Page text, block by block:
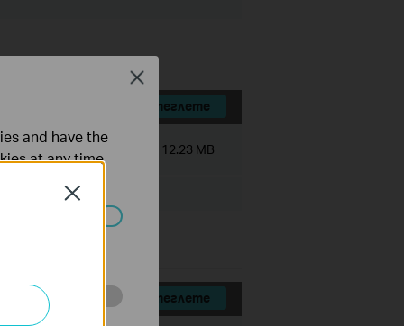
Изтеглете
12.23 MB
Изтеглете
Close
and have the
at any time.
in your
and
Close